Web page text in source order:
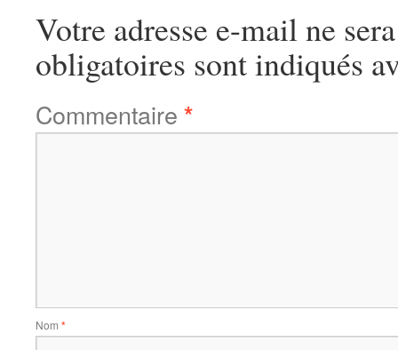
Votre adresse e-mail ne
obligatoires sont indiqués
Commentaire *
Nom *